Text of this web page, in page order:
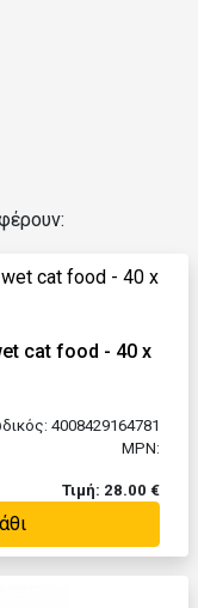
cat food - 40 x
4008429164781
MPN:
Τιμή: 28.00 €